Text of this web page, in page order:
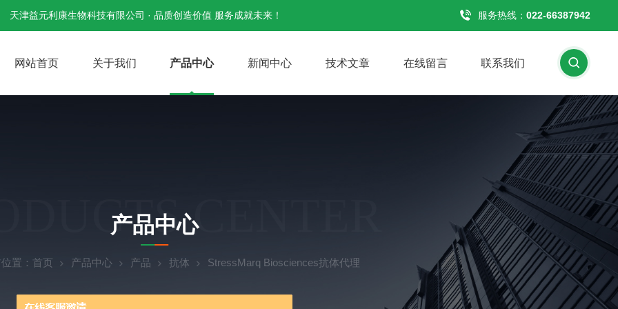
天津益元利康生物科技有限公司 · 品质创造价值 服务成就未来！ 服务热线： 022-66387942
网站首页 关于我们 产品中心 新闻中心 技术文章 在线留言 联系我们
CENTER
产品中心
置： 首页 产品中心 产品 抗体 StressMarq Biosciences抗体代理